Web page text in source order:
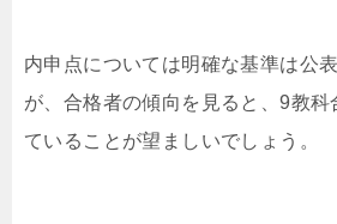
内申点については明確な基準は公
が、合格者の傾向を見ると、9教
ていることが望ましいでしょう。